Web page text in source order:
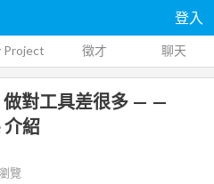
登入
Project 徵才 聊天
做對工具差很多 — —
介紹
覽